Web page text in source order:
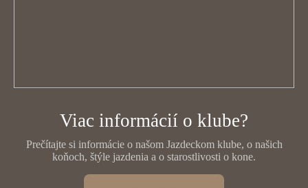
Viac informácií o klube?
Prečítajte si informácie o našom Jazdeckom klube, o našich
koňoch, štýle jazdenia a o starostlivosti o kone.